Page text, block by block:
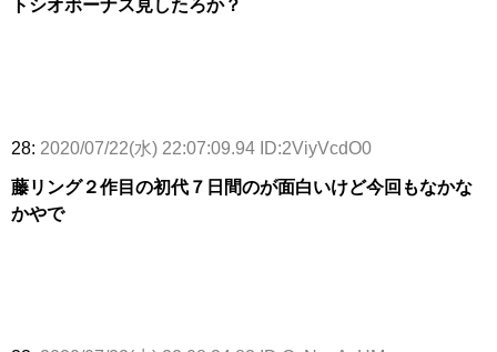
トシオボーナス見したろか？
28: 2020/07/22(水) 22:07:09.94 ID:2ViyVcdO0
藤リング２作目の初代７日間のが面白いけど今回もなかな
かやで